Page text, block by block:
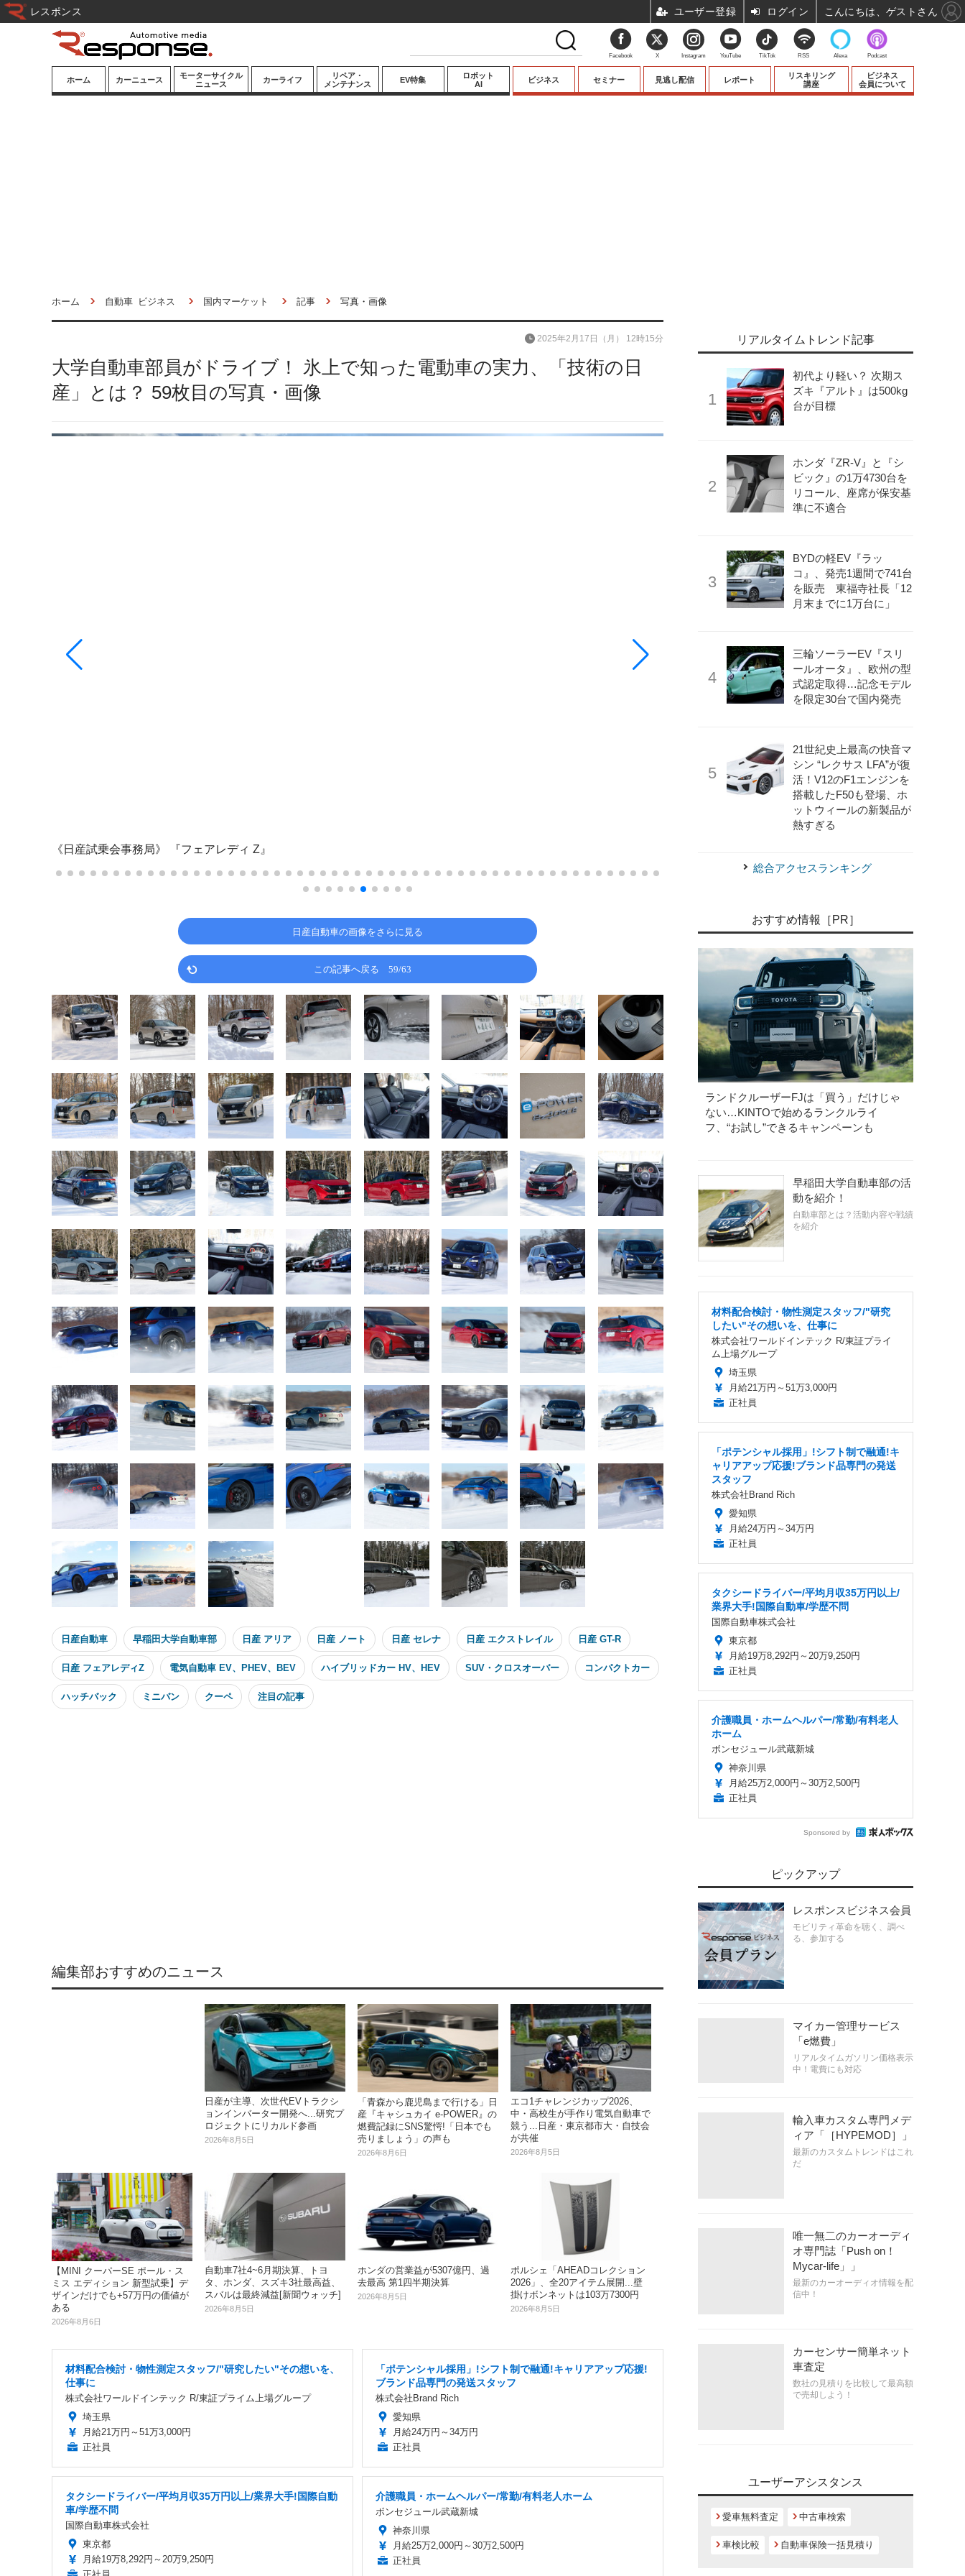
ホーム カーニュース
モーターサイクル
ニュース
カーライフ
リペア・
メンテナンス
EV特集
ロボット
AI
ビジネス セミナー 見逃し配信 レポート
リスキリング
講座
ビジネス
会員について
ホーム 自動車 ビジネス 国内マーケット 記事 写真・画像
大学自動車部員がドライブ！ 氷上で知った電動車の実力、「技術の日
産」とは？ 59枚目の写真・画像
2025年2月17日（月） 12時15分
《日産試乗会事務局》 『フェアレディ Z』
日産自動車の画像をさらに見る
この記事へ戻る 59/63
日産自動車 早稲田大学自動車部 日産 アリア 日産 ノート 日産 セレナ 日産 エクストレイル 日産 GT-R
日産 フェアレディZ 電気自動車 EV、PHEV、BEV ハイブリッドカー HV、HEV SUV・クロスオーバー コンパクトカー
ハッチバック ミニバン クーペ 注目の記事
編集部おすすめのニュース
日産が主導、次世代EVトラクシ
ョンインバーター開発へ...研究プ
ロジェクトにリカルド参画
2026年8月5日
「青森から鹿児島まで行ける」日
産『キャシュカイ e-POWER』の
燃費記録にSNS驚愕!「日本でも
売りましょう」の声も
2026年8月6日
エコ1チャレンジカップ2026、
中・高校生が手作り電気自動車で
競う...日産・東京都市大・自技会
が共催
2026年8月5日
【MINI クーパーSE ポール・ス
ミス エディション 新型試乗】デ
ザインだけでも+57万円の価値が
ある
2026年8月6日
自動車7社4~6月期決算、トヨ
タ、ホンダ、スズキ3社最高益、
スバルは最終減益[新聞ウォッチ]
2026年8月5日
ホンダの営業益が5307億円、過
去最高 第1四半期決算
2026年8月5日
ポルシェ「AHEADコレクション
2026」、全20アイテム展開...壁
掛けボンネットは103万7300円
2026年8月5日
材料配合検討・物性測定スタッフ/"研究したい"その想いを、
仕事に
株式会社ワールドインテック R/東証プライム上場グループ
埼玉県
月給21万円～51万3,000円
正社員
「ポテンシャル採用」!シフト制で融通!キャリアアップ応援!
ブランド品専門の発送スタッフ
株式会社Brand Rich
愛知県
月給24万円～34万円
正社員
タクシードライバー/平均月収35万円以上/業界大手!国際自動
車/学歴不問
国際自動車株式会社
東京都
月給19万8,292円～20万9,250円
介護職員・ホームヘルパー/常勤/有料老人ホーム
ボンセジュール武蔵新城
神奈川県
月給25万2,000円～30万2,500円
正社員
リアルタイムトレンド記事
初代より軽い？ 次期ス
ズキ『アルト』は500kg
台が目標
ホンダ『ZR-V』と『シ
ビック』の1万4730台を
リコール、座席が保安基
準に不適合
BYDの軽EV『ラッ
コ』、発売1週間で741台
を販売 東福寺社長「12
月末までに1万台に」
三輪ソーラーEV『スリ
ールオータ』、欧州の型
式認定取得…記念モデル
を限定30台で国内発売
21世紀史上最高の快音マ
シン “レクサス LFA”が復
活！V12のF1エンジンを
搭載したF50も登場、ホ
ットウィールの新製品が
熱すぎる
総合アクセスランキング
おすすめ情報［PR］
ランドクルーザーFJは「買う」だけじゃ
ない…KINTOで始めるランクルライ
フ、“お試し”できるキャンペーンも
早稲田大学自動車部の活
動を紹介！
自動車部とは？活動内容や戦績
を紹介
材料配合検討・物性測定スタッフ/"研究
したい"その想いを、仕事に
株式会社ワールドインテック R/東証プライ
ム上場グループ
埼玉県
月給21万円～51万3,000円
正社員
「ポテンシャル採用」!シフト制で融通!キ
ャリアアップ応援!ブランド品専門の発送
スタッフ
株式会社Brand Rich
愛知県
月給24万円～34万円
正社員
タクシードライバー/平均月収35万円以上/
業界大手!国際自動車/学歴不問
国際自動車株式会社
東京都
月給19万8,292円～20万9,250円
正社員
介護職員・ホームヘルパー/常勤/有料老人
ホーム
ボンセジュール武蔵新城
神奈川県
月給25万2,000円～30万2,500円
正社員
Sponsored by
ピックアップ
レスポンスビジネス会員
モビリティ革命を聴く、調べ
る、参加する
マイカー管理サービス
「e燃費」
リアルタイムガソリン価格表示
中！電費にも対応
輸入車カスタム専門メデ
ィア「［HYPEMOD］」
唯一無二のカーオーディ
オ専門誌「Push on！
Mycar-life」」
カーセンサー簡単ネット
車査定
愛車無料査定 中古車検索
Facebook X Instagram YouTube TikTok RSS Alexa Podcast
レスポンス ユーザー登録 ログイン こんにちは、ゲストさん